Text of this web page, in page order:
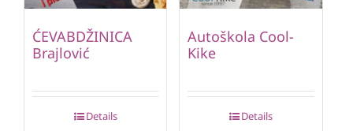
ĆEVABDŽINICA
Brajlović
Details
Autoškola Cool-
Kike
Details